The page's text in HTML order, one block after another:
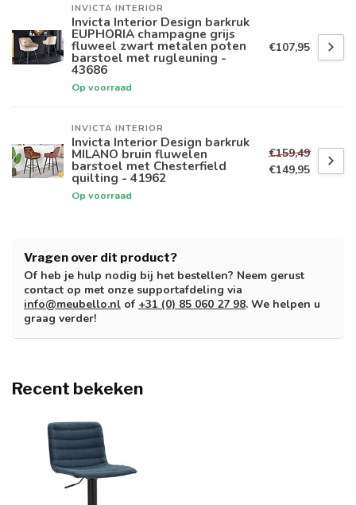
INVICTA INTERIOR
Invicta Interior Design barkruk
EUPHORIA champagne grijs
fluweel zwart metalen poten
barstoel met rugleuning -
43686
Op voorraad
€107,95
INVICTA INTERIOR
Invicta Interior Design barkruk
MILANO bruin fluwelen
barstoel met Chesterfield
quilting - 41962
Op voorraad
€159,49
€149,95
Vragen over dit product?
Of heb je hulp nodig bij het bestellen? Neem gerust
contact op met onze supportafdeling via
info@meubello.nl of +31 (0) 85 060 27 98. We helpen u
graag verder!
Recent bekeken